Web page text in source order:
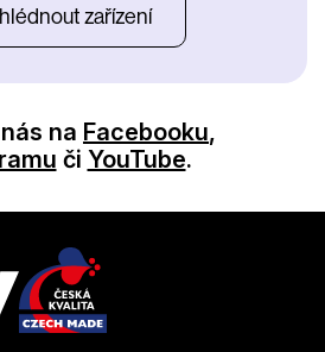
zařízení
na Facebooku,
či YouTube.